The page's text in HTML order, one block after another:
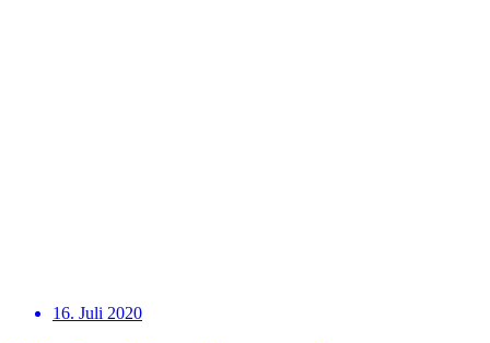
16. Juli 2020